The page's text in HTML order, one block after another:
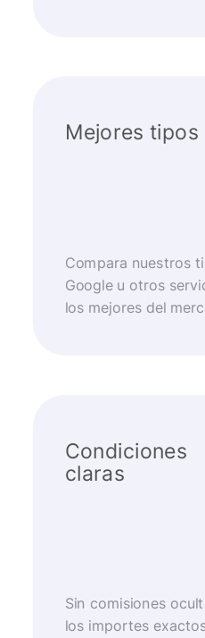
Mejores tipos
Compara nuestros
Google u otros
los mejores del
Condiciones
claras
Sin comisiones
los importes